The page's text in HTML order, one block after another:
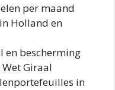
per maand
Holland en
en bescherming
Giraal
in